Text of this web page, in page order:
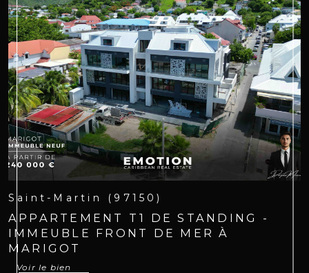
Saint-Martin (97150)
APPARTEMENT T1 DE STANDING -
IMMEUBLE FRONT DE MER À
MARIGOT
Voir le bien